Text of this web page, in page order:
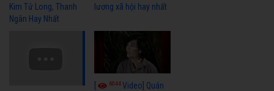
Kim Tử Long, Thanh
Ngân Hay Nhất
lương xã hội hay nhất
6044Video] Quán